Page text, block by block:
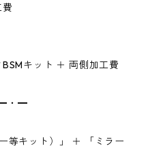
キット ＋ 両側加工費
・━
キット）」 ＋ 「ミラー